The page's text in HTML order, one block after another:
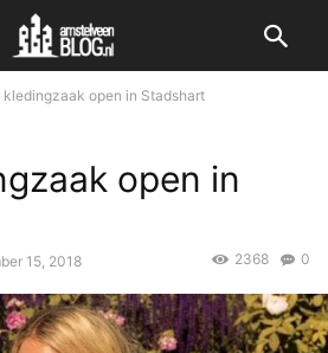
kledingzaak open in Stadshart
open in
15, 2018 0
2368